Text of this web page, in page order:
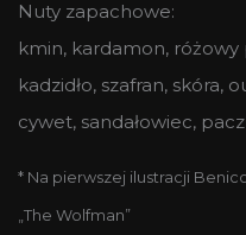
Nuty zapachowe:
kmin, kardamon, różowy
kadzidło, szafran, skóra,
cywet, sandałowiec,
* Na pierwszej ilustracji
„The Wolfman”